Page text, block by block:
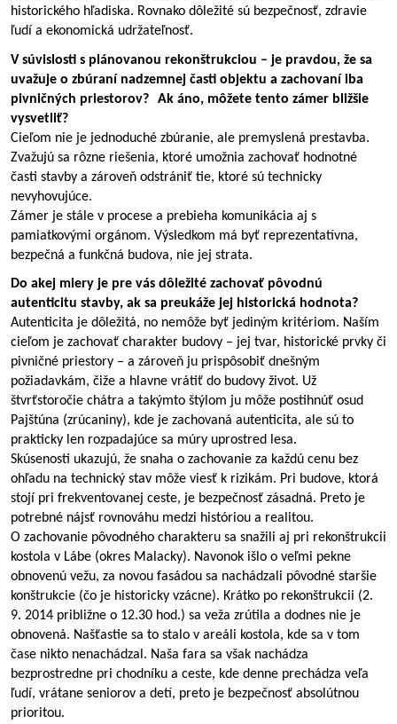
historického hľadiska. Rovnako dôležité sú bezpečnosť, zdravie
ľudí a ekonomická udržateľnosť.
V súvislosti s plánovanou rekonštrukciou – je pravdou, že sa
uvažuje o zbúraní nadzemnej časti objektu a zachovaní iba
pivničných priestorov?
Ak áno, môžete tento zámer bližšie
vysvetliť?
Cieľom nie je jednoduché zbúranie, ale premyslená prestavba.
Zvažujú sa rôzne riešenia, ktoré umožnia zachovať hodnotné
časti stavby a zároveň odstrániť tie, ktoré sú technicky
nevyhovujúce.
Zámer je stále v procese a prebieha komunikácia aj s
pamiatkovými orgánom. Výsledkom má byť reprezentatívna,
bezpečná a funkčná budova, nie jej strata.
Do akej miery je pre vás dôležité zachovať pôvodnú
autenticitu stavby, ak sa preukáže jej historická hodnota?
Autenticita je dôležitá, no nemôže byť jediným kritériom. Naším
cieľom je zachovať charakter budovy – jej tvar, historické prvky či
pivničné priestory – a zároveň ju prispôsobiť dnešným
požiadavkám, čiže a hlavne vrátiť do budovy život. Už
štvrťstoročie chátra a takýmto štýlom ju môže postihnúť osud
Pajštúna (zrúcaniny), kde je zachovaná autenticita, ale sú to
prakticky len rozpadajúce sa múry uprostred lesa.
Skúsenosti ukazujú, že snaha o zachovanie za každú cenu bez
ohľadu na technický stav môže viesť k rizikám. Pri budove, ktorá
stojí pri frekventovanej ceste, je bezpečnosť zásadná. Preto je
potrebné nájsť rovnováhu medzi históriou a realitou.
O zachovanie pôvodného charakteru sa snažili aj pri rekonštrukcii
kostola v Lábe (okres Malacky). Navonok išlo o veľmi pekne
obnovenú vežu, za novou fasádou sa nachádzali pôvodné staršie
konštrukcie (čo je historicky vzácne). Krátko po rekonštrukcii (2.
9. 2014 približne o 12.30 hod.) sa veža zrútila a dodnes nie je
obnovená. Našťastie sa to stalo v areáli kostola, kde sa v tom
čase nikto nenachádzal. Naša fara sa však nachádza
bezprostredne pri chodníku a ceste, kde denne prechádza veľa
ľudí, vrátane seniorov a detí, preto je bezpečnosť absolútnou
prioritou.